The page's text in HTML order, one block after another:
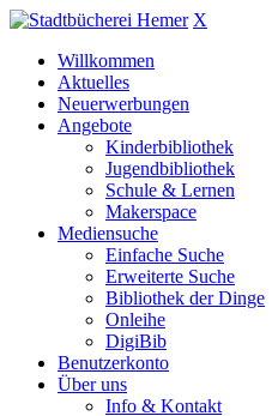
X
Willkommen
Aktuelles
Neuerwerbungen
Angebote
Kinderbibliothek
Jugendbibliothek
Schule & Lernen
Makerspace
Mediensuche
Einfache Suche
Erweiterte Suche
Bibliothek der Dinge
Onleihe
DigiBib
Benutzerkonto
Über uns
Info & Kontakt